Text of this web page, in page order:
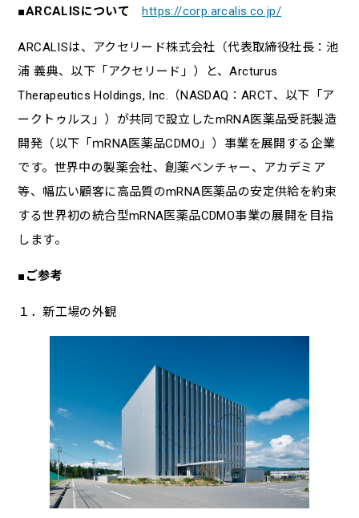
■ARCALISについてhttps://corp.arcalis.co.jp/
ARCALISは、アクセリード株式会社（代表取締役社長：池
浦 義典、以下「アクセリード」）と、Arcturus
Therapeutics Holdings, Inc.（NASDAQ：ARCT、以下「ア
ークトゥルス」）が共同で設立したmRNA医薬品受託製造
開発（以下「ｍRNA医薬品CDMO」）事業を展開する企業
です。世界中の製薬会社、創薬ベンチャー、アカデミア
等、幅広い顧客に高品質のmRNA医薬品の安定供給を約束
する世界初の統合型mRNA医薬品CDMO事業の展開を目指
します。
■ご参考
１．新工場の外観